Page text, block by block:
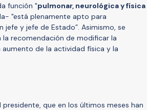
función "pulmonar, neurológica y física
"está plenamente apto para
y jefe de Estado”. Asimismo, se
recomendación de modificar la
de la actividad física y la
que en los últimos meses han